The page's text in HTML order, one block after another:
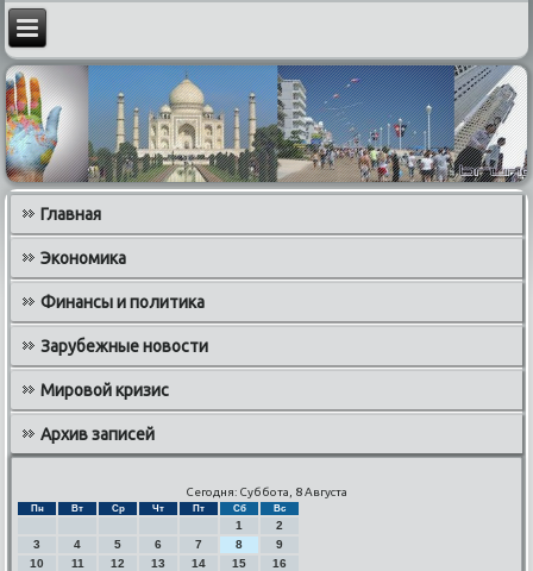
Главная
Экономика
Финансы и политика
Зарубежные новости
Мировой кризис
Архив записей
Сегодня: Суббота, 8 Августа
Пн Вт Ср Чт Пт Сб Вс
1
2
3
4 5 6 7 8
9
10
11 12 13 14 15
16